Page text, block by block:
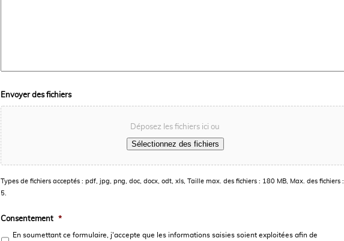
Envoyer des fichiers
Déposez les fichiers ici ou
Sélectionnez des fichiers
Types de fichiers acceptés : pdf, jpg, png, doc, docx, odt, xls, Taille max. des fichiers : 180 MB, Max. des fichiers :
5.
Consentement *
En soumettant ce formulaire, j'accepte que les informations saisies soient exploitées afin de